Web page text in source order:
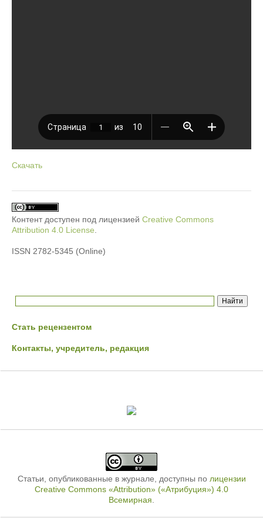
Скачать
Контент доступен под лицензией Creative Commons
Attribution 4.0 License
ISSN 2782-5345 (Online)
Стать рецензентом
Контакты, учредитель, редакция
Статьи, опубликованные в журнале, доступны по лицензии
Creative Commons «Attribution» («Атрибуция») 4.0
Всемирная